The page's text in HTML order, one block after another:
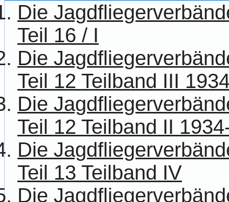
Die
Teil 16 / I
Die
Teil 12 Teilband III
Die
Teil 12 Teilband II
Die
Teil 13 Teilband IV
Die